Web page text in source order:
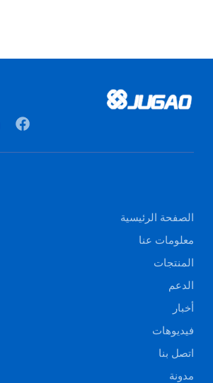
الصفحة الرئيسية
معلومات عنا
المنتجات
الدعم
أخبار
فيديوهات
اتصل بنا
مدونة